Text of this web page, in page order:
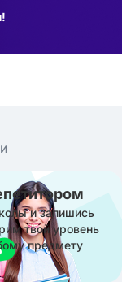
и запишись
твой уровень
предмету